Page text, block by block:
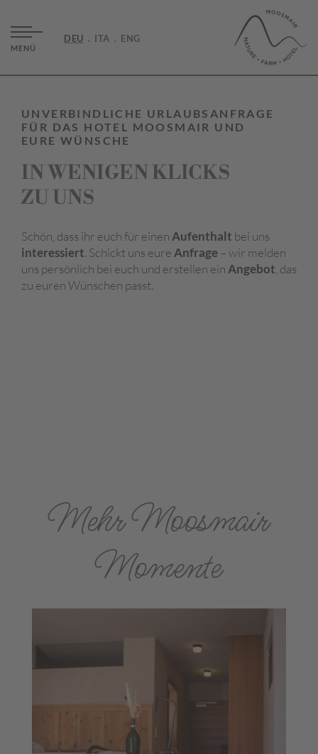
MENÜ
DEU ITA ENG
UNVERBINDLICHE URLAUBSANFRAGE
FÜR DAS HOTEL MOOSMAIR UND
EURE WÜNSCHE
IN WENIGEN KLICKS
ZU UNS
Schön, dass ihr euch für einen Aufenthalt bei uns
interessiert. Schickt uns eure Anfrage– wir melden
uns persönlich bei euch und erstellen ein Angebot , das
zu euren Wünschen passt.
Mehr Moosmair
Momente